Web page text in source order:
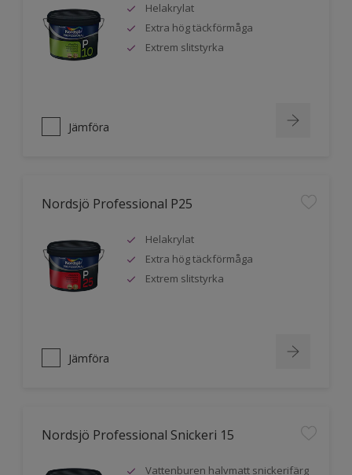
Helakrylat
Extra hög täckförmåga
Extrem slitstyrka
Jämföra
Nordsjö Professional P25
Helakrylat
Extra hög täckförmåga
Extrem slitstyrka
Jämföra
Nordsjö Professional Snickeri 15
Vattenburen halvmatt snickerifärg